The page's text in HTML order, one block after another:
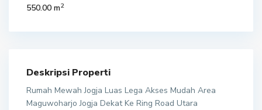
550.00 m2
Deskripsi Properti
Rumah Mewah Jogja Luas Lega Akses Mudah Area
Maguwoharjo Jogja Dekat Ke Ring Road Utara